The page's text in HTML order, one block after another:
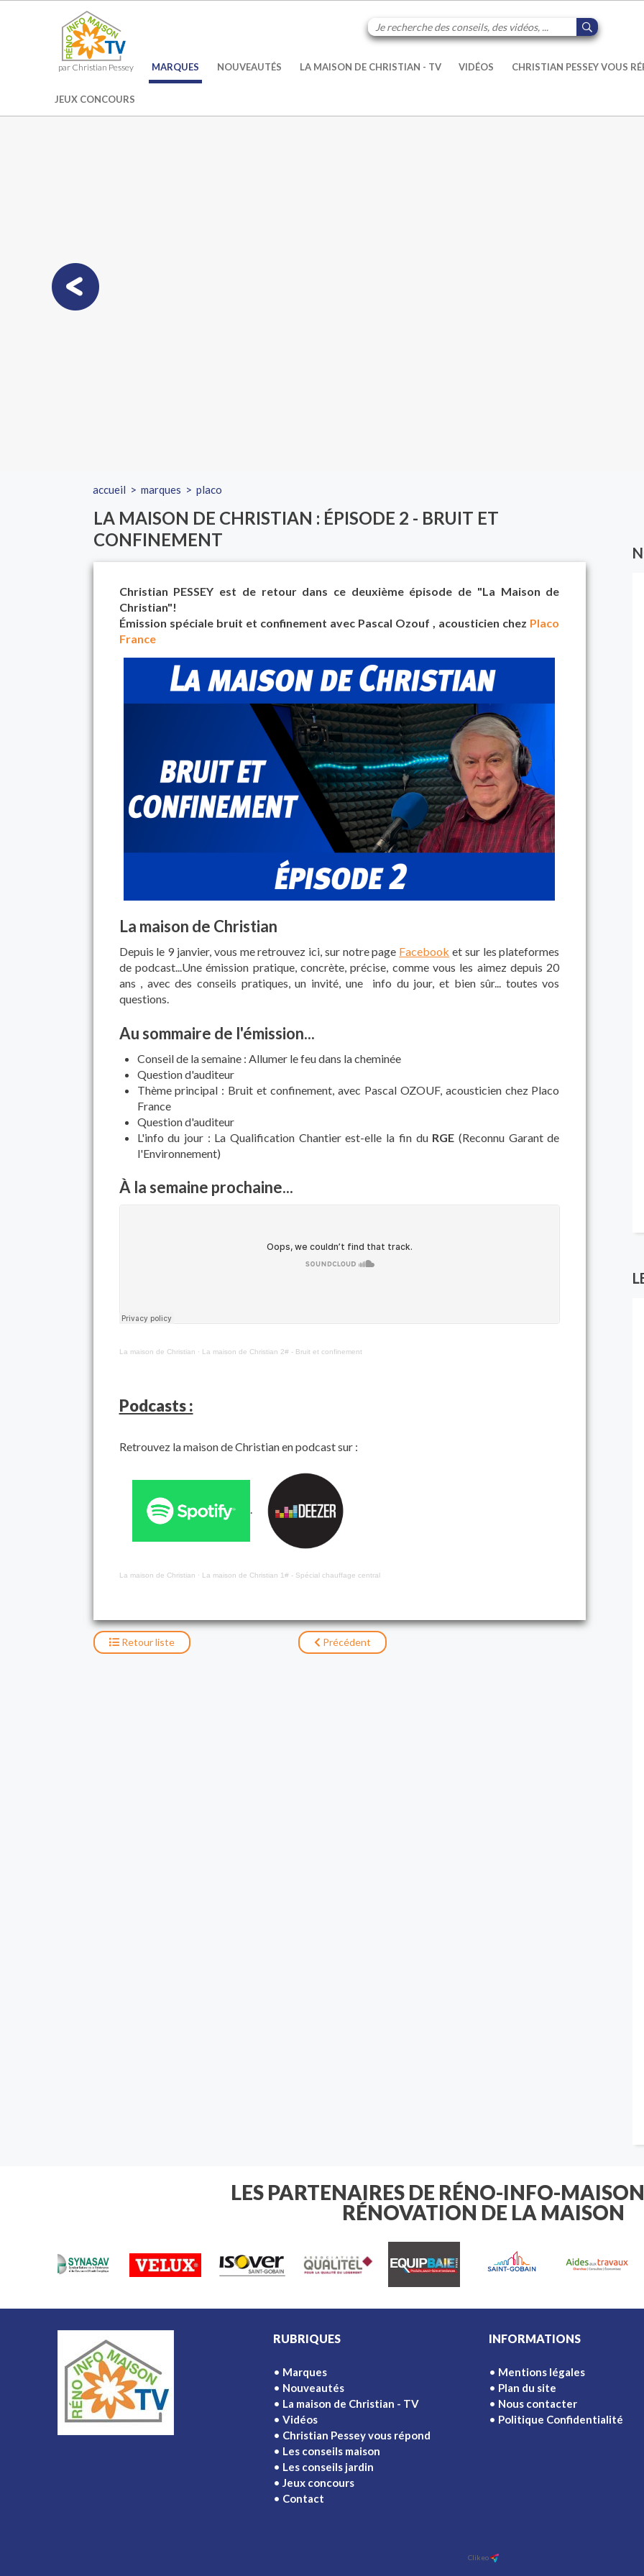
par Christian Pessey MARQUES NOUVEAUTÉS LA MAISON DE CHRISTIAN - TV VIDÉOS CHRISTIAN PESSEY VOUS
JEUX CONCOURS
accueil >marques >placo
LA MAISON DE CHRISTIAN : ÉPISODE 2 - BRUIT ET
CONFINEMENT
Christian PESSEY est de retour dans ce deuxième épisode de "La Maison de
Christian"!
Émission spéciale bruit et confinement avec Pascal Ozouf , acousticien chez Placo
France
La maison de Christian
Depuis le 9 janvier, vous me retrouvez ici, sur notre page Facebook et sur les plateformes
de podcast...Une émission pratique, concrète, précise, comme vous les aimez depuis 20
ans , avec des conseils pratiques, un invité, une info du jour, et bien sûr... toutes vos
questions.
Au sommaire de l'émission...
Conseil de la semaine : Allumer le feu dans la cheminée
Question d'auditeur
Thème principal : Bruit et confinement, avec Pascal OZOUF, acousticien chez Placo
France
Question d'auditeur
L'info du jour : La Qualification Chantier est-elle la fin du RGE (Reconnu Garant de
l'Environnement)
À la semaine prochaine...
La maison de Christian · La maison de Christian 2# - Bruit et confinement
Podcasts :
Retrouvez la maison de Christian en podcast sur :
.
La maison de Christian · La maison de Christian 1# - Spécial chauffage central
Retourliste Précédent
LES PARTENAIRES DE RÉNO-INFO-
RÉNOVATION DE LA MAISON
RUBRIQUES
Marques
Nouveautés
La maison de Christian - TV
Vidéos
Christian Pessey vous répond
Les conseils maison
Les conseils jardin
Jeux concours
Contact
INFORMATIONS
Mentions légales
Plan du site
Nous contacter
Politique Confidentialité
Clikeo